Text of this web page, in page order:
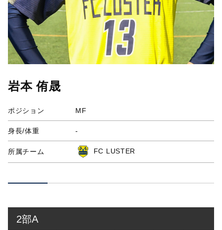
岩本 侑晟
ポジション MF
身長/体重 -
所属チーム FC LUSTER
2部A